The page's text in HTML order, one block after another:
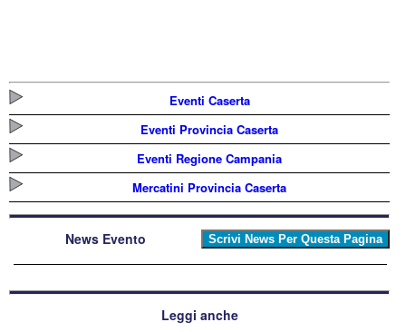
Eventi Caserta
Eventi Provincia Caserta
Eventi Regione Campania
Mercatini Provincia Caserta
News Evento
Leggi anche